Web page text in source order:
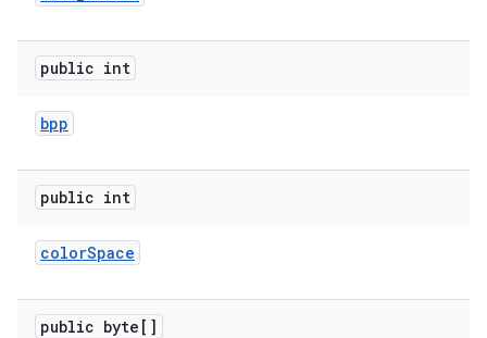
public int
bpp
public int
colorSpace
public byte[]